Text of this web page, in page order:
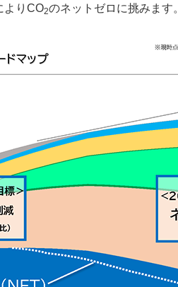
よりCO2のネットゼロに挑みます。